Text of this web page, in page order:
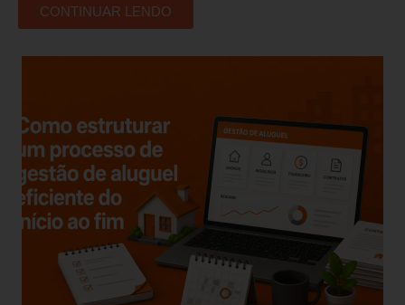
CONTINUAR LENDO